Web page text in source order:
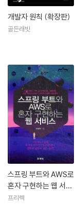
개발자 원칙 (확장판)
골든래빗
스프링 부트와 AWS로
혼자 구현하는 웹 서비
스
프리렉